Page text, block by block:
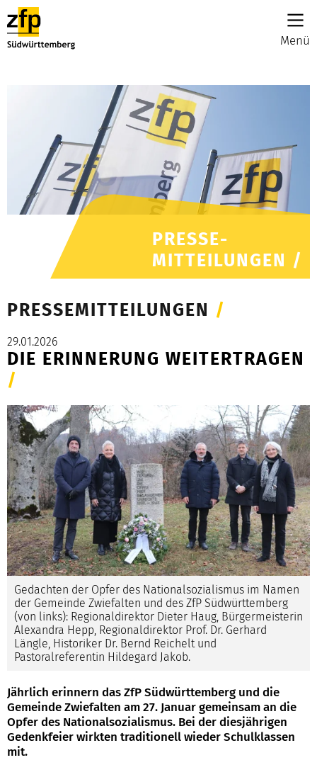
Menü
PRESSE-
MITTEILUNGEN /
PRESSEMITTEILUNGEN /
29.01.2026
DIE ERINNERUNG WEITERTRAGEN
/
Gedachten der Opfer des Nationalsozialismus im Namen
der Gemeinde Zwiefalten und des ZfP Südwürttemberg
(von links): Regionaldirektor Dieter Haug, Bürgermeisterin
Alexandra Hepp, Regionaldirektor Prof. Dr. Gerhard
Längle, Historiker Dr. Bernd Reichelt und
Pastoralreferentin Hildegard Jakob.
Jährlich erinnern das ZfP Südwürttemberg und die
Gemeinde Zwiefalten am 27. Januar gemeinsam an die
Opfer des Nationalsozialismus. Bei der diesjährigen
Gedenkfeier wirkten traditionell wieder Schulklassen
mit.